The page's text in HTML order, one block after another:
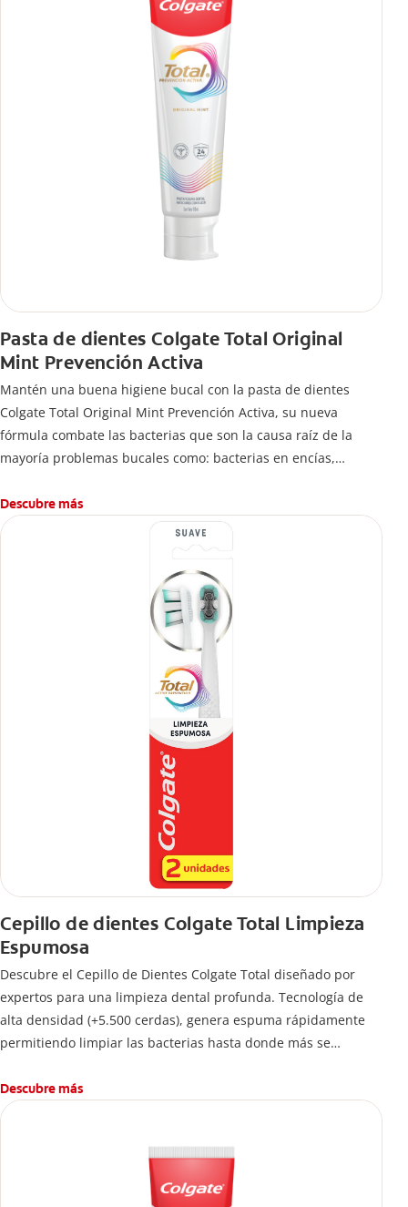
Pasta de dientes Colgate Total Original
Mint Prevención Activa
Mantén una buena higiene bucal con la pasta de dientes
Colgate Total Original Mint Prevención Activa, su nueva
fórmula combate las bacterias que son la causa raíz de la
mayoría problemas bucales como: bacterias en encías,
caries.
Descubre más
Cepillo de dientes Colgate Total Limpieza
Espumosa
Descubre el Cepillo de Dientes Colgate Total diseñado por
expertos para una limpieza dental profunda. Tecnología de
alta densidad (+5.500 cerdas), genera espuma rápidamente
permitiendo limpiar las bacterias hasta donde más se
Descubre más